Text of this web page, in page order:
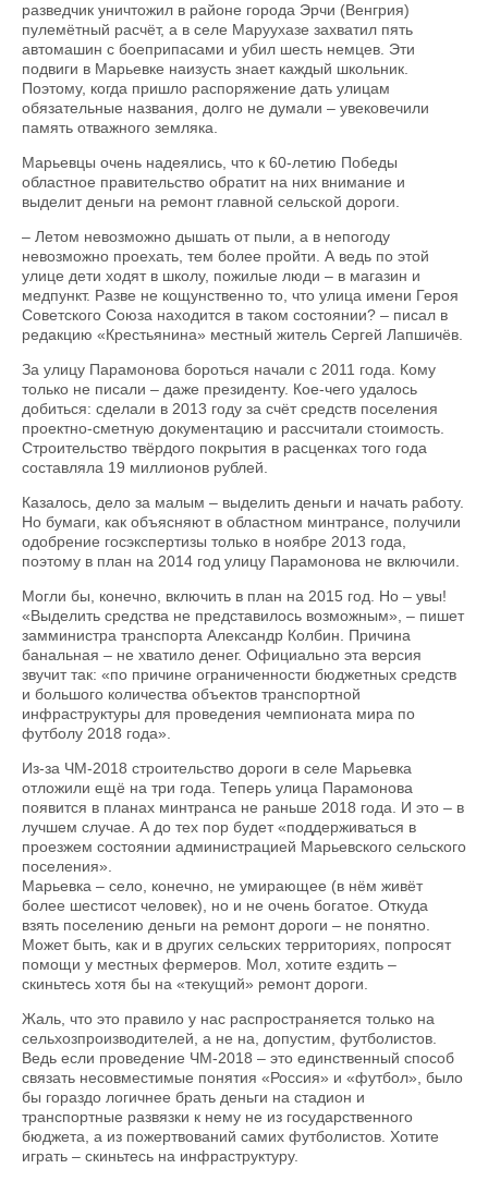
разведчик уничтожил в районе города Эрчи (Венгрия)
пулемётный расчёт, а в селе Маруухазе захватил пять
автомашин с бое­припасами и убил шесть немцев. Эти
подвиги в Марьевке наизусть знает каждый школьник.
Поэтому, когда пришло распоряжение дать улицам
обязательные названия, долго не думали – увековечили
память отважного земляка.
Марьевцы очень надеялись, что к 60-летию Победы
областное правительство обратит на них внимание и
выделит деньги на ремонт главной сельской дороги.
– Летом невозможно дышать от пыли, а в непогоду
невозможно проехать, тем более пройти. А ведь по этой
улице дети ходят в школу, пожилые люди – в магазин и
медпункт. Разве не кощунственно то, что улица имени Героя
Советского Союза находится в таком состоянии? – писал в
редакцию «Крестьянина» местный житель Сергей Лапшичёв.
За улицу Парамонова бороться начали с 2011 года. Кому
только не писали – даже президенту. Кое-чего удалось
добиться: сделали в 2013 году за счёт средств поселения
проектно-сметную документацию и рассчитали стоимость.
Строительство твёрдого покрытия в расценках того года
составляла 19 миллионов рублей.
Казалось, дело за малым – выделить деньги и начать работу.
Но бумаги, как объясняют в областном минтрансе, получили
одобрение госэкспертизы только в ноябре 2013 года,
поэтому в план на 2014 год улицу Парамонова не включили.
Могли бы, конечно, включить в план на 2015 год. Но – увы!
«Выделить средства не представилось возможным», – пишет
замминистра транспорта Александр Колбин. Причина
банальная – не хватило денег. Официально эта версия
звучит так: «по причине ограниченности бюджетных средств
и большого количества объектов транспортной
инфраструктуры для проведения чемпионата мира по
футболу 2018 года».
Из-за ЧМ-2018 строительство дороги в селе Марьевка
отложили ещё на три года. Теперь улица Парамонова
появится в планах минтранса не раньше 2018 года. И это – в
лучшем случае. А до тех пор будет «поддерживаться в
проезжем состоянии администрацией Марьевского сельского
поселения».
Марьевка – село, конечно, не умирающее (в нём живёт
более шестисот человек), но и не очень богатое. Откуда
взять поселению деньги на ремонт дороги – не понятно.
Может быть, как и в других сельских территориях, попросят
помощи у местных фермеров. Мол, хотите ездить –
скиньтесь хотя бы на «текущий» ремонт дороги.
Жаль, что это правило у нас распространяется только на
сельхозпроизводителей, а не на, допустим, футболистов.
Ведь если проведение ЧМ-2018 – это единственный способ
связать несовместимые понятия «Россия» и «футбол», было
бы гораздо логичнее брать деньги на стадион и
транспортные развязки к нему не из государственного
бюджета, а из пожертвований самих футболистов. Хотите
играть – скиньтесь на инфраструктуру.